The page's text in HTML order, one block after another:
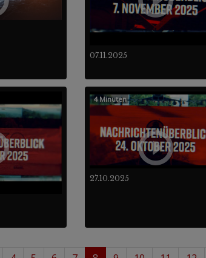
07.11.2025
27.10.2025
4 Minuten